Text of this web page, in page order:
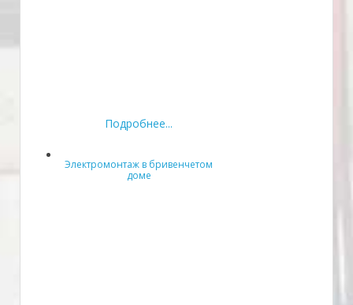
Подробнее...
Электромонтаж в бривенчетом
доме